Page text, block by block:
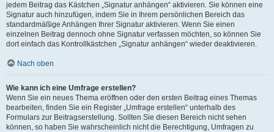
jedem Beitrag das Kästchen „Signatur anhängen“ aktivieren. Sie können eine
Signatur auch hinzufügen, indem Sie in Ihrem persönlichen Bereich das
standardmäßige Anhängen Ihrer Signatur aktivieren. Wenn Sie einen
einzelnen Beitrag dennoch ohne Signatur verfassen möchten, so können Sie
dort einfach das Kontrollkästchen „Signatur anhängen“ wieder deaktivieren.
Nach oben
Wie kann ich eine Umfrage erstellen?
Wenn Sie ein neues Thema eröffnen oder den ersten Beitrag eines Themas
bearbeiten, finden Sie ein Register „Umfrage erstellen“ unterhalb des
Formulars zur Beitragserstellung. Sollten Sie diesen Bereich nicht sehen
können, so haben Sie wahrscheinlich nicht die Berechtigung, Umfragen zu